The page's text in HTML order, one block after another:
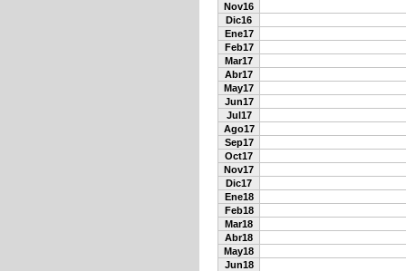
Nov16
Dic16
Ene17
Feb17
Mar17
Abr17
May17
Jun17
Jul17
Ago17
Sep17
Oct17
Nov17
Dic17
Ene18
Feb18
Mar18
Abr18
May18
Jun18